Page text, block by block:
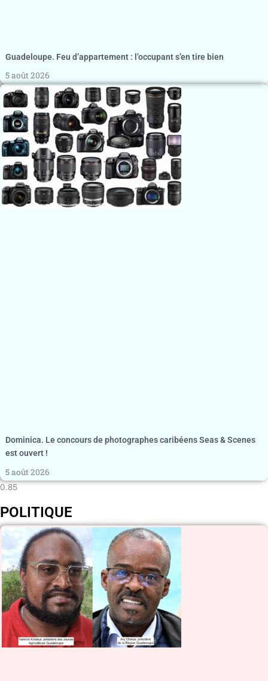
Guadeloupe. Feu d’appartement : l’occupant s’en tire bien
5 août 2026
Dominica. Le concours de photographes caribéens Seas & Scenes
est ouvert !
5 août 2026
POLITIQUE